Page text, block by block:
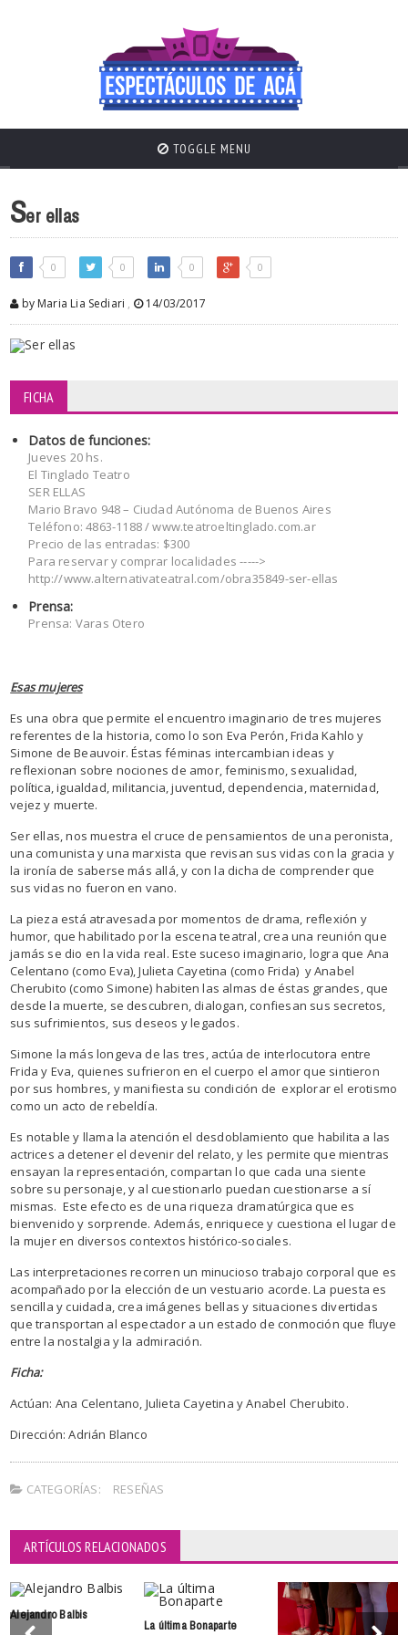
TOGGLE MENU
Ser ellas
0 0 0 0
by Maria Lia Sediari , 14/03/2017
FICHA
Datos de funciones:
Jueves 20 hs.
El Tinglado Teatro
SER ELLAS
Mario Bravo 948 – Ciudad Autónoma de Buenos Aires
Teléfono: 4863-1188 / www.teatroeltinglado.com.ar
Precio de las entradas: $300
Para reservar y comprar localidades ----->
http://www.alternativateatral.com/obra35849-ser-ellas
Prensa:
Prensa: Varas Otero
Esas mujeres
Es una obra que permite el encuentro imaginario de tres mujeres
referentes de la historia, como lo son Eva Perón, Frida Kahlo y
Simone de Beauvoir. Éstas féminas intercambian ideas y
reflexionan sobre nociones de amor, feminismo, sexualidad,
política, igualdad, militancia, juventud, dependencia, maternidad,
vejez y muerte.
Ser ellas, nos muestra el cruce de pensamientos de una peronista,
una comunista y una marxista que revisan sus vidas con la gracia y
la ironía de saberse más allá, y con la dicha de comprender que
sus vidas no fueron en vano.
La pieza está atravesada por momentos de drama, reflexión y
humor, que habilitado por la escena teatral, crea una reunión que
jamás se dio en la vida real. Este suceso imaginario, logra que Ana
Celentano (como Eva), Julieta Cayetina (como Frida) y Anabel
Cherubito (como Simone) habiten las almas de éstas grandes, que
desde la muerte, se descubren, dialogan, confiesan sus secretos,
sus sufrimientos, sus deseos y legados.
Simone la más longeva de las tres, actúa de interlocutora entre
Frida y Eva, quienes sufrieron en el cuerpo el amor que sintieron
por sus hombres, y manifiesta su condición de explorar el erotismo
como un acto de rebeldía.
Es notable y llama la atención el desdoblamiento que habilita a las
actrices a detener el devenir del relato, y les permite que mientras
ensayan la representación, compartan lo que cada una siente
sobre su personaje, y al cuestionarlo puedan cuestionarse a sí
mismas. Este efecto es de una riqueza dramatúrgica que es
bienvenido y sorprende. Además, enriquece y cuestiona el lugar de
la mujer en diversos contextos histórico-sociales.
Las interpretaciones recorren un minucioso trabajo corporal que es
acompañado por la elección de un vestuario acorde. La puesta es
sencilla y cuidada, crea imágenes bellas y situaciones divertidas
que transportan al espectador a un estado de conmoción que fluye
entre la nostalgia y la admiración.
Ficha:
Actúan: Ana Celentano, Julieta Cayetina y Anabel Cherubito.
Dirección: Adrián Blanco
CATEGORÍAS: RESEÑAS
ARTÍCULOS RELACIONADOS
Alejandro Balbis
La última Bonaparte